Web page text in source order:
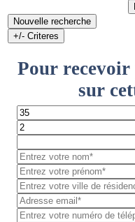
Nouvelle recherche
+/- Criteres
Pour
sur